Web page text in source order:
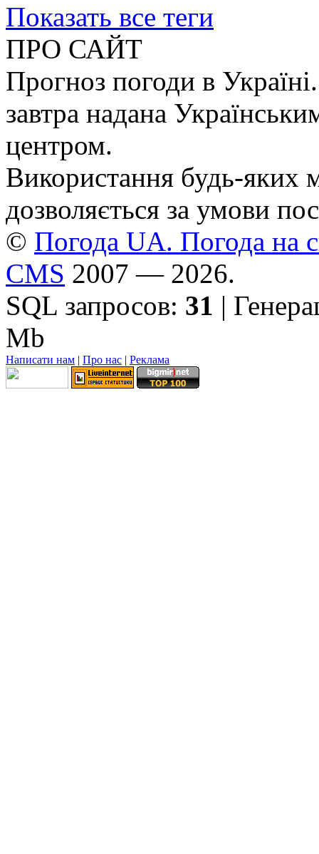
Показать все теги
ПРО САЙТ
Прогноз погоди в
завтра надана
центром.
Використання будь-яких
дозволяється за умови
© Погода UA. Погода на
CMS 2007 — 2026.
SQL запросов: 31 |
Mb
Написати нам | Про нас | Реклама